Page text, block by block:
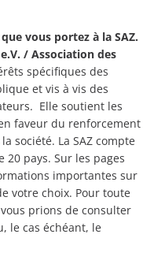
vous portez à la SAZ.
/ Association des
spécifiques des
et vis à vis des
Elle soutient les
faveur du renforcement
société. La SAZ compte
pays. Sur les pages
importantes sur
votre choix. Pour toute
prions de consulter
le cas échéant, le